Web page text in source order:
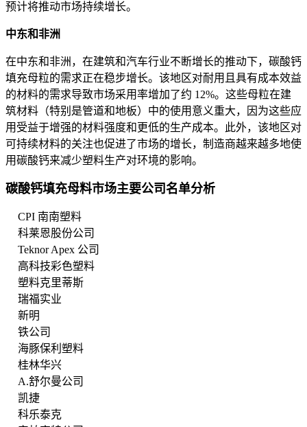
预计将推动市场持续增长。
中东和非洲
在中东和非洲，在建筑和汽车行业不断增长的推动下，碳酸钙
填充母粒的需求正在稳步增长。该地区对耐用且具有成本效益
的材料的需求导致市场采用率增加了约 12%。这些母粒在建
筑材料（特别是管道和地板）中的使用意义重大，因为这些应
用受益于增强的材料强度和更低的生产成本。此外，该地区对
可持续材料的关注也促进了市场的增长，制造商越来越多地使
用碳酸钙来减少塑料生产对环境的影响。
碳酸钙填充母料市场主要公司名单分析
CPI 南南塑料
科莱恩股份公司
Teknor Apex 公司
高科技彩色塑料
塑料克里蒂斯
瑞福实业
新明
铁公司
海豚保利塑料
桂林华兴
A.舒尔曼公司
凯捷
科乐泰克